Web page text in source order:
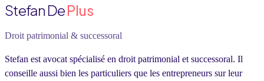
Stefan DePlus
Droit patrimonial & successoral
Stefan est avocat spécialisé en droit patrimonial et successoral. Il
conseille aussi bien les particuliers que les entrepreneurs sur leur